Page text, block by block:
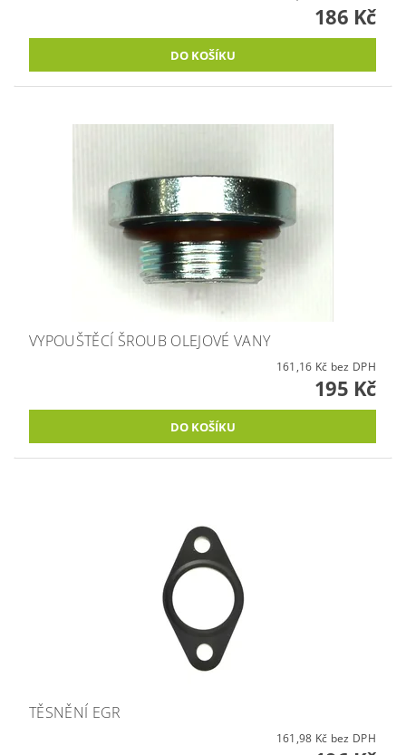
186 Kč
VYPOUŠTĚCÍ ŠROUB OLEJOVÉ VANY
161,16 Kč bez DPH
195 Kč
TĚSNĚNÍ EGR
161,98 Kč bez DPH